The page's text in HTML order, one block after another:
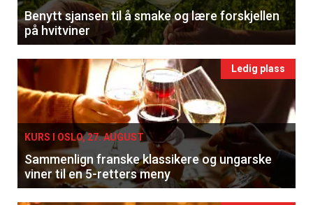
Benytt sjansen til å smake og lære forskjellen
på hvitviner
Ledig plass
KURS I OSLO, 27. AUGUST
Sammenlign franske klassikere og ungarske
viner til en 5-retters meny